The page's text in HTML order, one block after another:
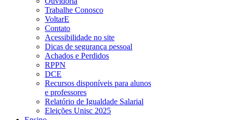
Trabalhe Conosco
VoltarE
Contato
Acessibilidade no site
Dicas de segurança pessoal
Achados e Perdidos
RPPN
DCE
Recursos disponíveis para alunos
e professores
Relatório de Igualdade Salarial
Eleições Unisc 2025